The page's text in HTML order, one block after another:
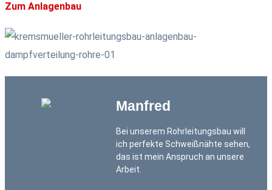
Zum Anlagenbau
Manfred
Bei unserem Rohrleitungsbau will
ich perfekte Schweißnähte sehen,
das ist mein Anspruch an unsere
Arbeit.